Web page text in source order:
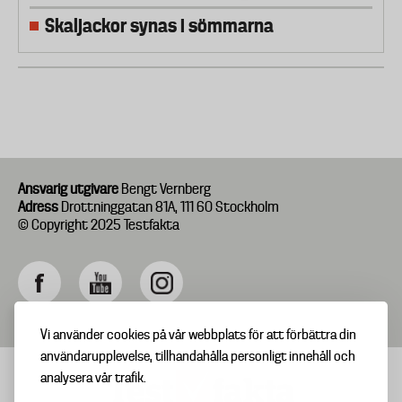
Vi använder cookies på vår webbplats för att förbättra din
användarupplevelse, tillhandahålla personligt innehåll och
analysera vår trafik.
Skaljackor synas i sömmarna
Ansvarig utgivare Bengt Vernberg
Adress Drottninggatan 81A, 111 60 Stockholm
© Copyright 2025 Testfakta